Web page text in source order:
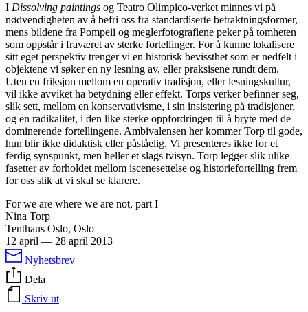
I Dissolving paintings og Teatro Olimpico-verket minnes vi på
nødvendigheten av å befri oss fra standardiserte betraktningsformer,
mens bildene fra Pompeii og meglerfotografiene peker på tomheten
som oppstår i fraværet av sterke fortellinger. For å kunne lokalisere
sitt eget perspektiv trenger vi en historisk bevissthet som er nedfelt i
objektene vi søker en ny lesning av, eller praksisene rundt dem.
Uten en friksjon mellom en operativ tradisjon, eller lesningskultur,
vil ikke avviket ha betydning eller effekt. Torps verker befinner seg,
slik sett, mellom en konservativisme, i sin insistering på tradisjoner,
og en radikalitet, i den like sterke oppfordringen til å bryte med de
dominerende fortellingene. Ambivalensen her kommer Torp til gode,
hun blir ikke didaktisk eller påståelig. Vi presenteres ikke for et
ferdig synspunkt, men heller et slags tvisyn. Torp legger slik ulike
fasetter av forholdet mellom iscenesettelse og historiefortelling frem
for oss slik at vi skal se klarere.
For we are where we are not, part I
Nina Torp
Tenthaus Oslo, Oslo
12 april — 28 april 2013
Nyhetsbrev
Dela
Skriv ut